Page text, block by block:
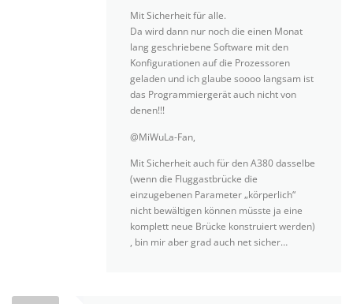
Mit Sicherheit für alle.
Da wird dann nur noch die einen Monat
lang geschriebene Software mit den
Konfigurationen auf die Prozessoren
geladen und ich glaube soooo langsam ist
das Programmiergerät auch nicht von
denen!!!
@MiWuLa-Fan,
Mit Sicherheit auch für den A380 dasselbe
(wenn die Fluggastbrücke die
einzugebenen Parameter „körperlich“
nicht bewältigen können müsste ja eine
komplett neue Brücke konstruiert werden)
, bin mir aber grad auch net sicher…